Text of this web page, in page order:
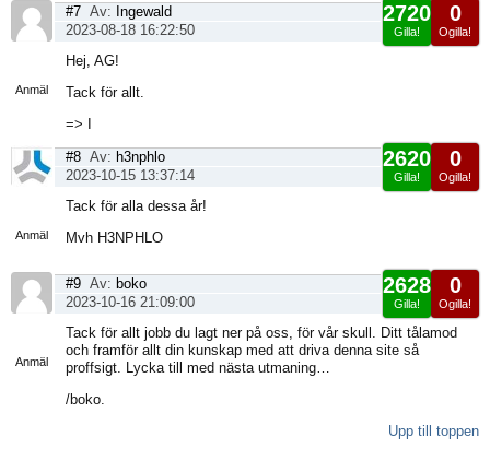
Anmäl
0
Ogilla!
2720
Gilla!
#7 Av: Ingewald
2023-08-18 16:22:50
Hej, AG!
Tack för allt.
=> I
Anmäl
0
Ogilla!
2620
Gilla!
#8 Av: h3nphlo
2023-10-15 13:37:14
Tack för alla dessa år!
Mvh H3NPHLO
Anmäl
0
Ogilla!
2628
Gilla!
#9 Av: boko
2023-10-16 21:09:00
Tack för allt jobb du lagt ner på oss, för vår skull. Ditt tålamod
och framför allt din kunskap med att driva denna site så
proffsigt. Lycka till med nästa utmaning…
/boko.
Upp till toppen